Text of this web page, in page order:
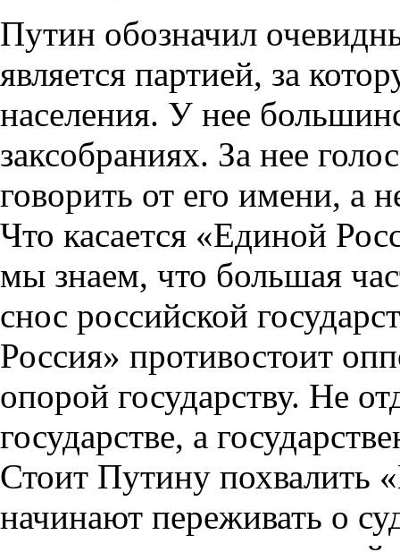
Путин обозначил
является партией, за
населения. У нее
заксобраниях. За нее
говорить от его имени, а
Что касается «Единой
мы знаем, что большая
снос российской
Россия» противостоит
опорой государству. Не
государстве, а
Стоит Путину похвалить
начинают переживать о